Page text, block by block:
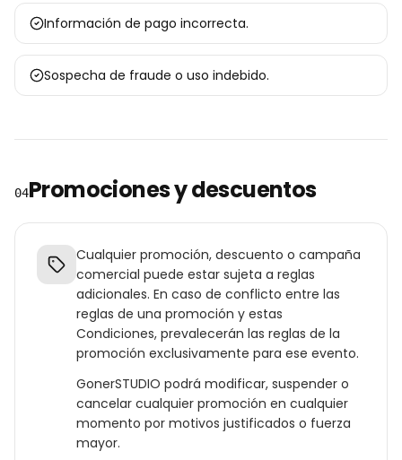
Información de pago incorrecta.
Sospecha de fraude o uso indebido.
04Promociones y descuentos
Cualquier promoción, descuento o campaña
comercial puede estar sujeta a reglas
adicionales. En caso de conflicto entre las
reglas de una promoción y estas
Condiciones, prevalecerán las reglas de la
promoción exclusivamente para ese evento.
GonerSTUDIO podrá modificar, suspender o
cancelar cualquier promoción en cualquier
momento por motivos justificados o fuerza
mayor.